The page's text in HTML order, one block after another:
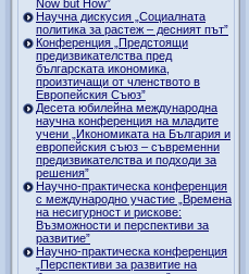
Now but How”
Научна дискусия „Социалната
политика за растеж – десният път”
Конференция „Предстоящи
предизвикателства пред
българската икономика,
произтичащи от членството в
Европейския Съюз”
Десета юбилейна международна
научна конференция на младите
учени „Икономиката на България и
европейския съюз – съвременни
предизвикателства и подходи за
решения”
Научно-практическа конференция
с международно участие „Времена
на несигурност и рискове:
Възможности и перспективи за
развитие”
Научно-практическа конференция
„Перспективи за развитие на